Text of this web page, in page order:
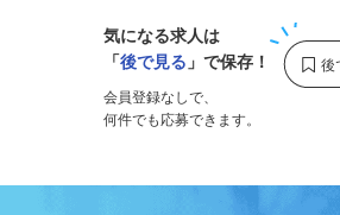
気になる求人は
「後で見る 」で保存！
会員登録なしで、
何件でも応募できます。